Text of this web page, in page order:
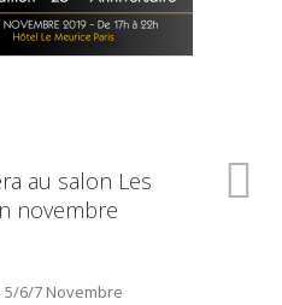
au salon Les
novembre
6/7 Novembre